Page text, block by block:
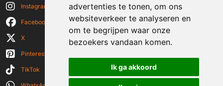
advertenties te tonen, om ons
websiteverkeer te analyseren en
om te begrijpen waar onze
bezoekers vandaan komen.
Ik ga akkoord
Instagram
Facebook
X
Pinterest
TikTok